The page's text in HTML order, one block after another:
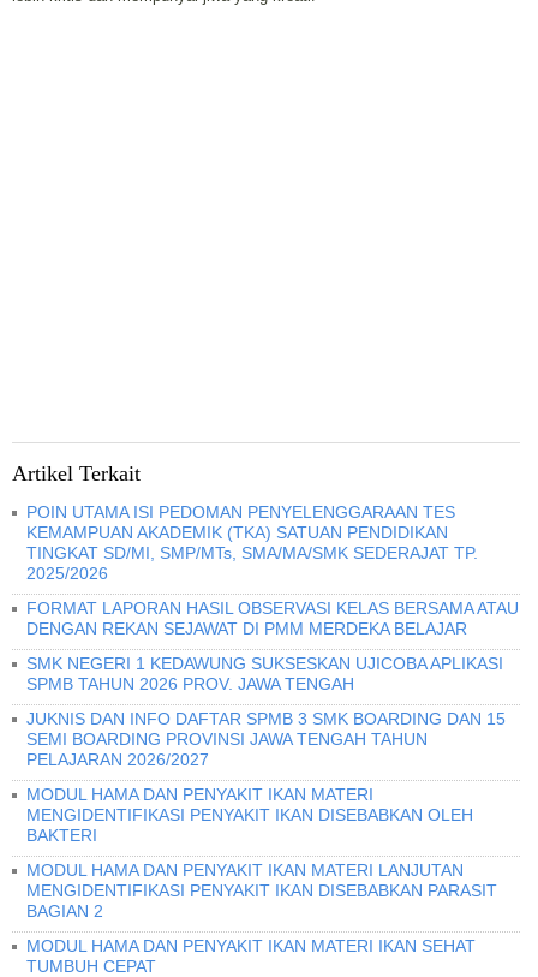
Artikel Terkait
POIN UTAMA ISI PEDOMAN PENYELENGGARAAN TES
KEMAMPUAN AKADEMIK (TKA) SATUAN PENDIDIKAN
TINGKAT SD/MI, SMP/MTs, SMA/MA/SMK SEDERAJAT TP.
2025/2026
FORMAT LAPORAN HASIL OBSERVASI KELAS BERSAMA ATAU
DENGAN REKAN SEJAWAT DI PMM MERDEKA BELAJAR
SMK NEGERI 1 KEDAWUNG SUKSESKAN UJICOBA APLIKASI
SPMB TAHUN 2026 PROV. JAWA TENGAH
JUKNIS DAN INFO DAFTAR SPMB 3 SMK BOARDING DAN 15
SEMI BOARDING PROVINSI JAWA TENGAH TAHUN
PELAJARAN 2026/2027
MODUL HAMA DAN PENYAKIT IKAN MATERI
MENGIDENTIFIKASI PENYAKIT IKAN DISEBABKAN OLEH
BAKTERI
MODUL HAMA DAN PENYAKIT IKAN MATERI LANJUTAN
MENGIDENTIFIKASI PENYAKIT IKAN DISEBABKAN PARASIT
BAGIAN 2
MODUL HAMA DAN PENYAKIT IKAN MATERI IKAN SEHAT
TUMBUH CEPAT